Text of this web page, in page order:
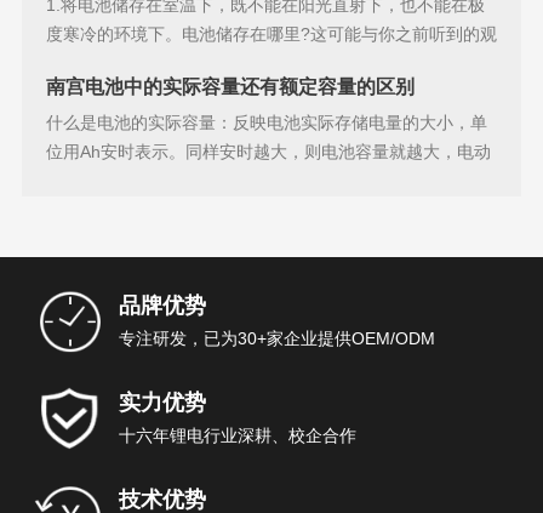
1.将电池储存在室温下，既不能在阳光直射下，也不能在极
度寒冷的环境下。电池储存在哪里?这可能与你之前听到的观
南宫电池中的实际容量还有额定容量的区别
什么是电池的实际容量：反映电池实际存储电量的大小，单
位用Ah安时表示。同样安时越大，则电池容量就越大，电动
品牌优势
专注研发，已为30+家企业提供OEM/ODM
实力优势
十六年锂电行业深耕、校企合作
技术优势